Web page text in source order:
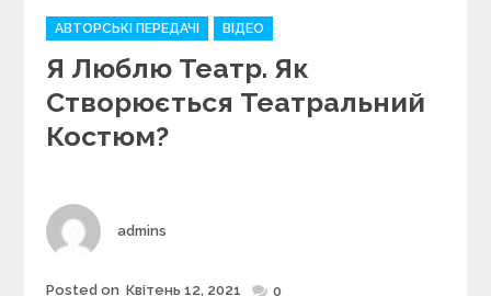
C
a
t
e
g
o
s
АВТОРСЬКІ ПЕРЕДАЧІ ВІДЕО
Я Люблю Театр. Як
Створюється Театральний
Костюм?
Author
admins
Posted
Posted on Квітень 12, 2021 0